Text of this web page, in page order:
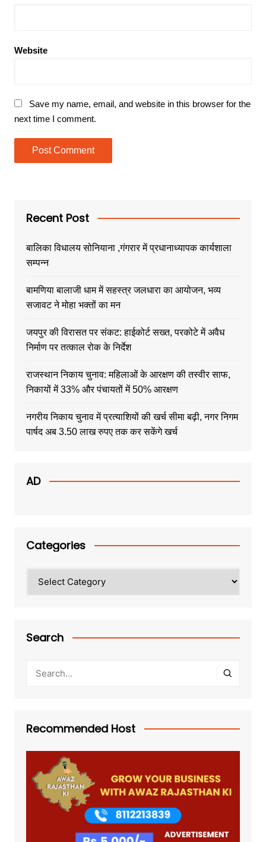
Website
Save my name, email, and website in this browser for the
next time I comment.
Recent Post
बालिका विधालय सोनियाना ,गंगरार में प्रधानाध्यापक कार्यशाला
सम्पन्न
बामणिया बालाजी धाम में सहस्त्र जलधारा का आयोजन, भव्य
सजावट ने मोहा भक्तों का मन
जयपुर की विरासत पर संकट: हाईकोर्ट सख्त, परकोटे में अवैध
निर्माण पर तत्काल रोक के निर्देश
राजस्थान निकाय चुनाव: महिलाओं के आरक्षण की तस्वीर साफ,
निकायों में 33% और पंचायतों में 50% आरक्षण
नगरीय निकाय चुनाव में प्रत्याशियों की खर्च सीमा बढ़ी, नगर निगम
पार्षद अब 3.50 लाख रुपए तक कर सकेंगे खर्च
AD
Categories
Search
Recommended Host